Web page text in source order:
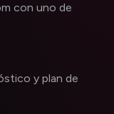
con uno de
y plan de